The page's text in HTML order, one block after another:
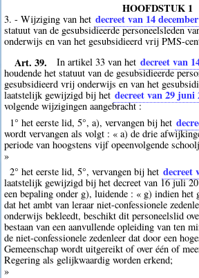
HOOFDSTUK 1
3. - Wijziging van het decreet van 14
statuut van de gesubsidieerde personeelsleden
onderwijs en van het gesubsidieerd vrij PMS-
Art. 39. In artikel 33 van het decreet van
houdende het statuut van de gesubsidieerde
gesubsidieerd vrij onderwijs en van het
laatstelijk gewijzigd bij het decreet van 29 juni
volgende wijzigingen aangebracht :
1° het eerste lid, 5°, a), vervangen bij het
wordt vervangen als volgt : « a) de drie
periode van hoogstens vijf opeenvolgende
»
2° het eerste lid, 5°, vervangen bij het decreet
laatstelijk gewijzigd bij het decreet van 16 juli
een bepaling onder g), luidende : « g) indien het
dat het ambt van leraar niet-confessionele
onderwijs bekleedt, beschikt dit personeelslid
bestaan van een aanvullende opleiding van ten
de niet-confessionele zedenleer dat door een
Gemeenschap wordt uitgereikt of over één of
Regering als gelijkwaardig worden erkend;
»